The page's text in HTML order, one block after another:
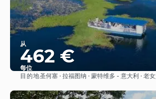
从
462 €
每位
看到
目的地圣何塞 · 拉福图纳 · 蒙特维多 - 意大利 · 老